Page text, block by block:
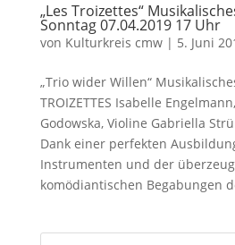
„Les Troizettes“
Sonntag 07.04.2019 17 Uhr
von Kulturkreis cmw| 5. Juni
„Trio wider Willen“
TROIZETTES Isabelle
Godowska, Violine Gabriella
Dank einer perfekten
Instrumenten und der
komödiantischen Begabungen